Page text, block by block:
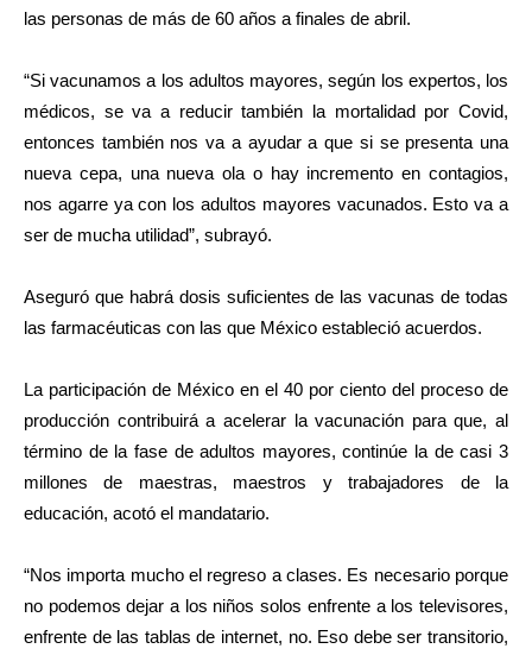
las personas de más de 60 años a finales de abril.
“Si vacunamos a los adultos mayores, según los expertos, los
médicos, se va a reducir también la mortalidad por Covid,
entonces también nos va a ayudar a que si se presenta una
nueva cepa, una nueva ola o hay incremento en contagios,
nos agarre ya con los adultos mayores vacunados. Esto va a
ser de mucha utilidad”, subrayó.
Aseguró que habrá dosis suficientes de las vacunas de todas
las farmacéuticas con las que México estableció acuerdos.
La participación de México en el 40 por ciento del proceso de
producción contribuirá a acelerar la vacunación para que, al
término de la fase de adultos mayores, continúe la de casi 3
millones de maestras, maestros y trabajadores de la
educación, acotó el mandatario.
“Nos importa mucho el regreso a clases. Es necesario porque
no podemos dejar a los niños solos enfrente a los televisores,
enfrente de las tablas de internet, no. Eso debe ser transitorio,